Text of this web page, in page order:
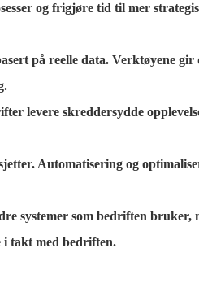
og frigjøre tid til mer
på reelle data. Verktøyene
levere skreddersydde
Automatisering og
systemer som bedriften bruker,
i takt med bedriften.